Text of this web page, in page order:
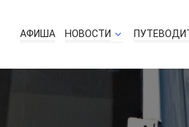
АФИША НОВОСТИ